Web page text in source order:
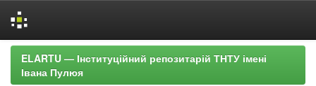
Skip
navigation
ELARTU — Інституційний репозитарій ТНТУ імені
Івана Пулюя